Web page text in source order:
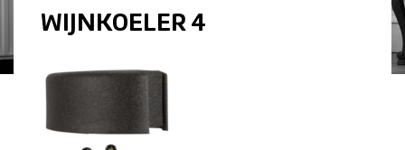
WIJNKOELER 4